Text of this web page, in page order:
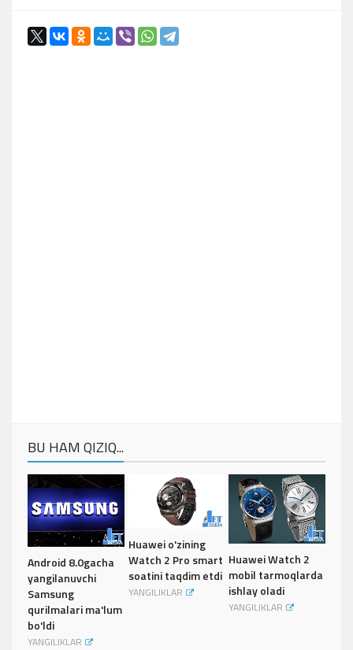
BU HAM QIZIQ...
Android 8.0gacha
yangilanuvchi
Samsung
qurilmalari ma'lum
bo'ldi
YANGILIKLAR
Huawei o'zining
Watch 2 Pro smart
soatini taqdim etdi
YANGILIKLAR
Huawei Watch 2
mobil tarmoqlarda
ishlay oladi
YANGILIKLAR